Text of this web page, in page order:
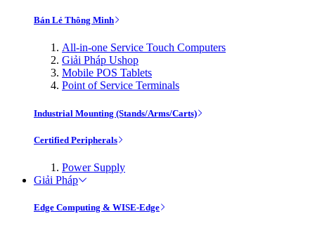
Bán Lẻ Thông Minh
All-in-one Service Touch Computers
Giải Pháp Ushop
Mobile POS Tablets
Point of Service Terminals
Industrial Mounting (Stands/Arms/Carts)
Certified Peripherals
Power Supply
Giải Pháp
Edge Computing & WISE-Edge